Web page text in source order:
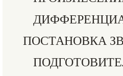
ПОСТАНОВКА